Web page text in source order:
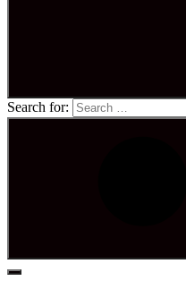
Search for: